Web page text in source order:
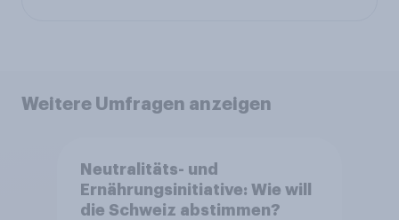
Weitere Umfragen anzeigen
Neutralitäts- und
Ernährungsinitiative: Wie will
die Schweiz abstimmen?